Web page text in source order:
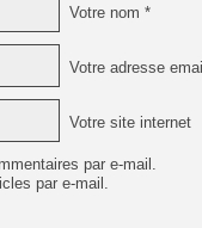
Votre nom *
Votre adresse
Votre site internet
par e-mail.
par e-mail.